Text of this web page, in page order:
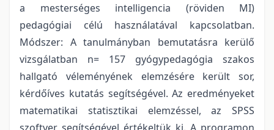
a mesterséges intelligencia (röviden MI)
pedagógiai célú használatával kapcsolatban.
Módszer: A tanulmányban bemutatásra kerülő
vizsgálatban n= 157 gyógypedagógia szakos
hallgató véleményének elemzésére került sor,
kérdőíves kutatás segítségével. Az eredményeket
matematikai statisztikai elemzéssel, az SPSS